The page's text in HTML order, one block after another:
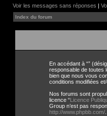
Voir les messages sans réponses |
Index du forum
En accédant à “”
responsable de toutes
bien que nous vous
conditions modifiées
Nos forums sont
licence “Licence
Group n’est pas
http://www.phpbb.com/.